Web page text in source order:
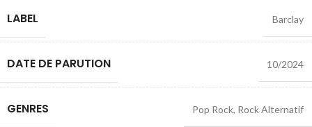
LABEL Barclay
DATE DE PARUTION 10/2024
GENRES Pop Rock, Rock Alternatif